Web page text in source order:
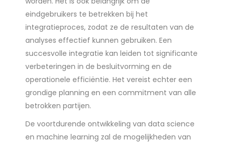
eindgebruikers te betrekken bij het
integratieproces, zodat ze de resultaten van de
analyses effectief kunnen gebruiken. Een
succesvolle integratie kan leiden tot significante
verbeteringen in de besluitvorming en de
operationele efficiëntie. Het vereist echter een
grondige planning en een commitment van alle
betrokken partijen.
De voortdurende ontwikkeling van data science
en machine learning zal de mogelijkheden van